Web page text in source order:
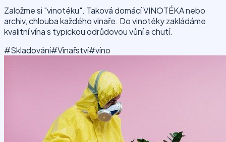
Založme si "vinotéku". Taková domácí VINOTÉKA nebo
archiv, chlouba každého vinaře. Do vinotéky zakládáme
kvalitní vína s typickou odrůdovou vůní a chutí.
#Skladování#Vinařství#víno